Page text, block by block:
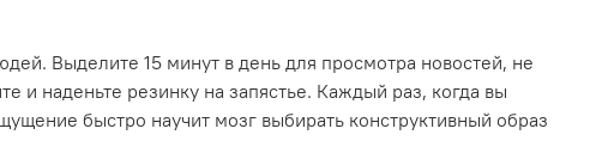
Выделите 15 минут в день для просмотра новостей, не
и наденьте резинку на запястье. Каждый раз, когда вы
быстро научит мозг выбирать конструктивный образ